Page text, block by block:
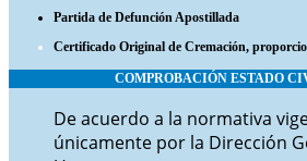
Partida de Defunción Apostillada
Certificado Original de Cremación,
COMPROBACIÓN ESTADO
De acuerdo a la normativa
únicamente por la Dirección